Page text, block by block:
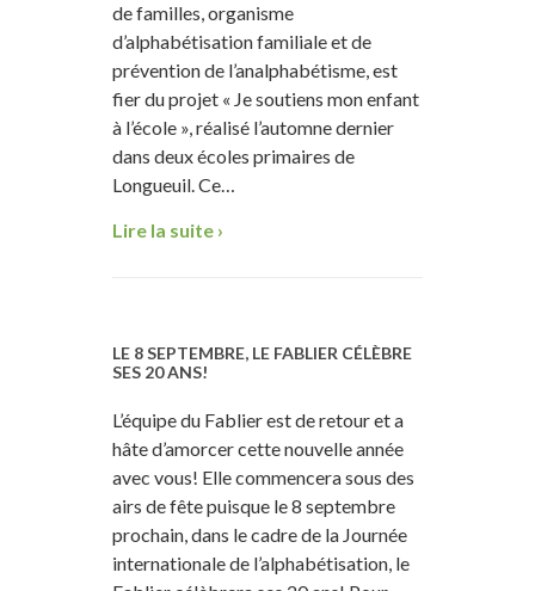
de familles, organisme
d’alphabétisation familiale et de
prévention de l’analphabétisme, est
fier du projet « Je soutiens mon enfant
à l’école », réalisé l’automne dernier
dans deux écoles primaires de
Longueuil. Ce…
Lire la suite ›
LE 8 SEPTEMBRE, LE FABLIER CÉLÈBRE
SES 20 ANS!
L’équipe du Fablier est de retour et a
hâte d’amorcer cette nouvelle année
avec vous! Elle commencera sous des
airs de fête puisque le 8 septembre
prochain, dans le cadre de la Journée
internationale de l’alphabétisation, le